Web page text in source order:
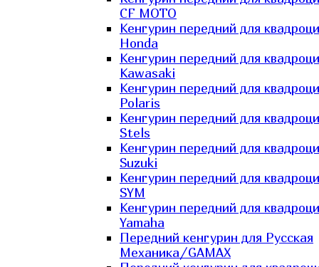
CF MOTO
Кенгурин передний для
Honda
Кенгурин передний для
Kawasaki
Кенгурин передний для
Polaris
Кенгурин передний для
Stels
Кенгурин передний для
Suzuki
Кенгурин передний для
SYM
Кенгурин передний для
Yamaha
Передний кенгурин для Русская
Механика/GAMAX